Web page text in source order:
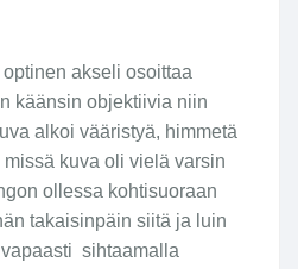
akseli osoittaa
käänsin objektiivia niin
alkoi vääristyä, himmetä
kuva oli vielä varsin
ollessa kohtisuoraan
takaisinpäin siitä ja luin
sihtaamalla